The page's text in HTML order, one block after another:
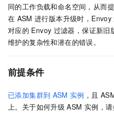
同的工作负载和命名空间，从而
在 ASM 进行版本升级时，Envoy
对应的 Envoy 过滤器，保证新旧
维护的复杂性和潜在的错误。
前提条件
已添加集群到 ASM 实例 ，且
上。关于如何升级 ASM 实例，